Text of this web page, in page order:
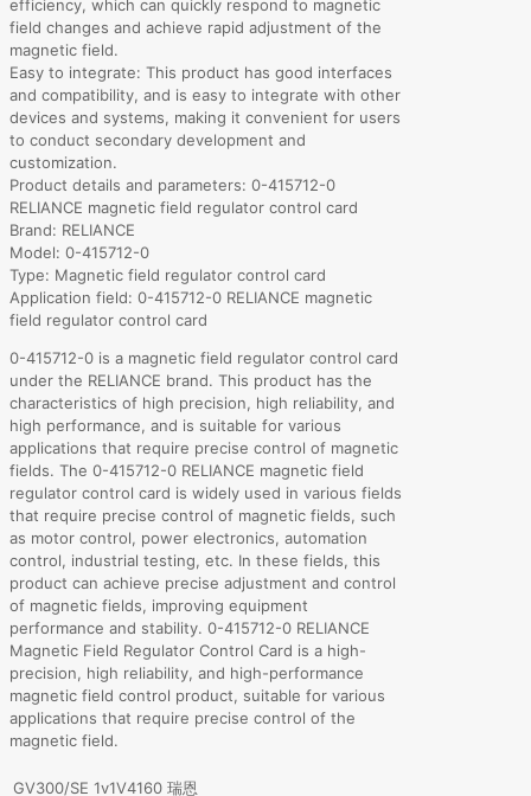
efficiency, which can quickly respond to magnetic
field changes and achieve rapid adjustment of the
magnetic field.
Easy to integrate: This product has good interfaces
and compatibility, and is easy to integrate with other
devices and systems, making it convenient for users
to conduct secondary development and
customization.
Product details and parameters: 0-415712-0
RELIANCE magnetic field regulator control card
Brand: RELIANCE
Model: 0-415712-0
Type: Magnetic field regulator control card
Application field: 0-415712-0 RELIANCE magnetic
field regulator control card
0-415712-0 is a magnetic field regulator control card
under the RELIANCE brand. This product has the
characteristics of high precision, high reliability, and
high performance, and is suitable for various
applications that require precise control of magnetic
fields. The 0-415712-0 RELIANCE magnetic field
regulator control card is widely used in various fields
that require precise control of magnetic fields, such
as motor control, power electronics, automation
control, industrial testing, etc. In these fields, this
product can achieve precise adjustment and control
of magnetic fields, improving equipment
performance and stability. 0-415712-0 RELIANCE
Magnetic Field Regulator Control Card is a high-
precision, high reliability, and high-performance
magnetic field control product, suitable for various
applications that require precise control of the
magnetic field.
GV300/SE 1v1V4160 瑞恩